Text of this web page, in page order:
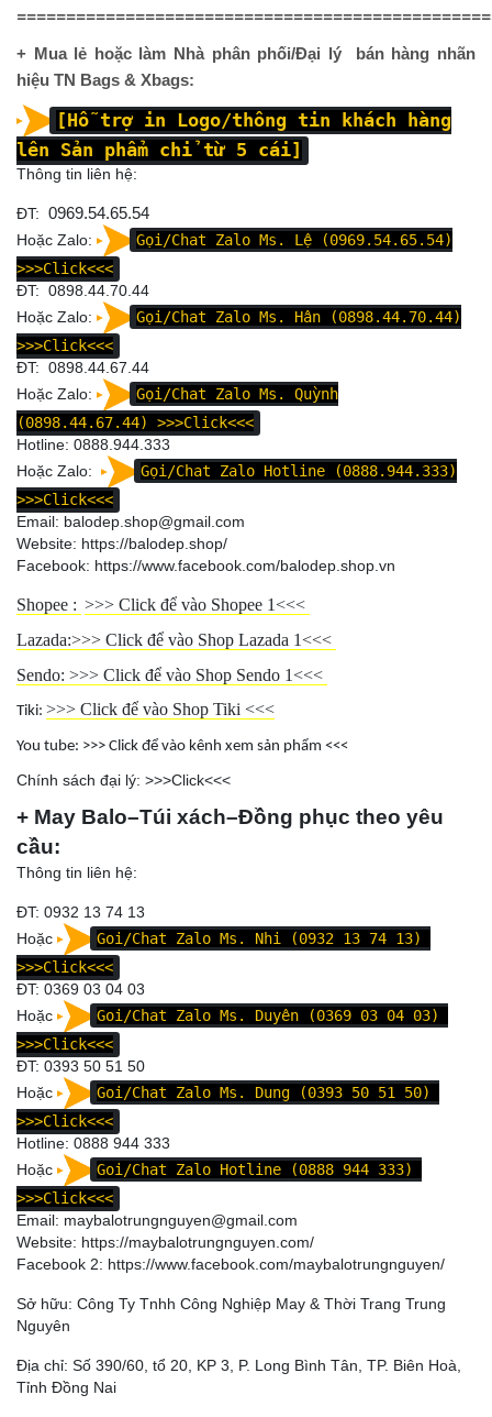
+ Mua lẻ hoặc làm Nhà phân phối/Đại lý bán hàng nhãn
hiệu TN Bags & Xbags:
[Hỗ trợ in Logo/thông tin khách hàng
lên Sản phẩm chỉ từ 5 cái]
Thông tin liên hệ:
ĐT: 0969.54.65.54
Hoặc Zalo:
Gọi/Chat Zalo Ms. Lệ (0969.54.65.54)
>>>Click<<<
ĐT: 0898.44.70.44
Hoặc Zalo:
Gọi/Chat Zalo Ms. Hân (0898.44.70.44)
>>>Click<<<
ĐT: 0898.44.67.44
Hoặc Zalo:
Gọi/Chat Zalo Ms. Quỳnh
(0898.44.67.44)
>>>Click<<<
Hotline: 0888.944.333
Hoặc Zalo:
Gọi/Chat Zalo Hotline (0888.944.333)
>>>Click<<<
Email: balodep.shop@gmail.com
Website: https://balodep.shop/
Facebook: https://www.facebook.com/balodep.shop.vn
Shopee : >>> Click để vào Shopee 1<<<
Lazada:>>> Click để vào Shop Lazada 1 <<<
Sendo: >>> Click để vào Shop Sendo 1 <<<
Tiki: >>> Click để vào Shop Tiki <<<
You tube: >>> Click để vào kênh xem sản phẩm <<<
Chính sách đại lý: >>>Click<<<
+ May Balo–Túi xách–Đồng phục theo yêu
cầu:
Thông tin liên hệ:
ĐT: 0932 13 74 13
Hoặc
Goi/Chat Zalo Ms. Nhi (0932 13 74 13)
>>>Click<<<
ĐT: 0369 03 04 03
Hoặc
Goi/Chat Zalo Ms. Duyên (0369 03 04 03)
>>>Click<<<
ĐT: 0393 50 51 50
Hoặc
Goi/Chat Zalo Ms. Dung (0393 50 51 50)
>>>Click<<<
Hotline: 0888 944 333
Hoặc
Goi/Chat Zalo Hotline (0888 944 333)
>>>Click<<<
Email: maybalotrungnguyen@gmail.com
Website: https://maybalotrungnguyen.com/
Facebook 2: https://www.facebook.com/maybalotrungnguyen/
Sở hữu: Công Ty Tnhh Công Nghiệp May & Thời Trang Trung
Nguyên
Địa chỉ: Số 390/60, tổ 20, KP 3, P. Long Bình Tân, TP. Biên Hoà,
Tỉnh Đồng Nai